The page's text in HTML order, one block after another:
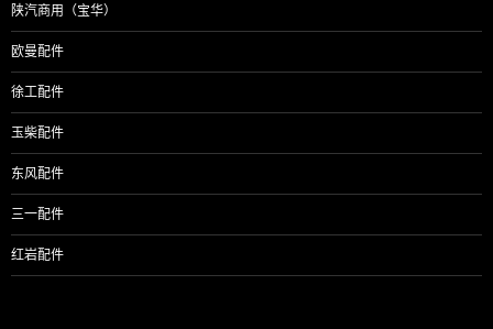
陕汽商用（宝华）
欧曼配件
徐工配件
玉柴配件
东风配件
三一配件
红岩配件